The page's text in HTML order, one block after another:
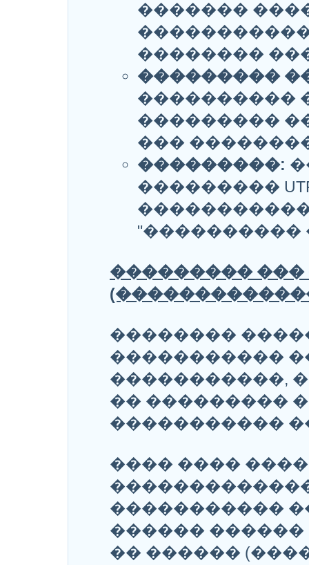
�������
��������
���������
����������
���������
���
���������:
���������
"����������
���������
��������
�����������
�����������,
�� ���������
�����������
���� ����
�����������
������
�� ������